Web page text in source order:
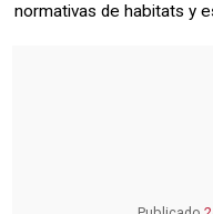
normativas de habitats y